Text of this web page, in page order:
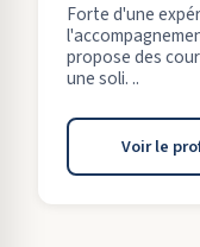
Forte d'une
propose des
une soli. ..
Voir le